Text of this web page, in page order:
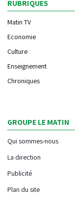
RUBRIQUES
Matin TV
Economie
Culture
Enseignement
Chroniques
GROUPE LE MATIN
Qui sommes-nous
La direction
Publicité
Plan du site